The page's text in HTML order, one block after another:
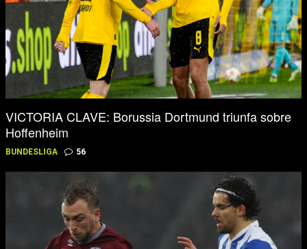
VICTORIA CLAVE: Borussia Dortmund triunfa sobre
Hoffenheim
BUNDESLIGA 56